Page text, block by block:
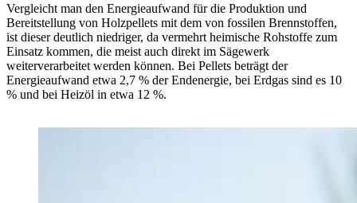
Vergleicht man den Energieaufwand für die Produktion und
Bereitstellung von Holzpellets mit dem von fossilen Brennstoffen,
ist dieser deutlich niedriger, da vermehrt heimische Rohstoffe zum
Einsatz kommen, die meist auch direkt im Sägewerk
weiterverarbeitet werden können. Bei Pellets beträgt der
Energieaufwand etwa 2,7 % der Endenergie, bei Erdgas sind es 10
% und bei Heizöl in etwa 12 %.